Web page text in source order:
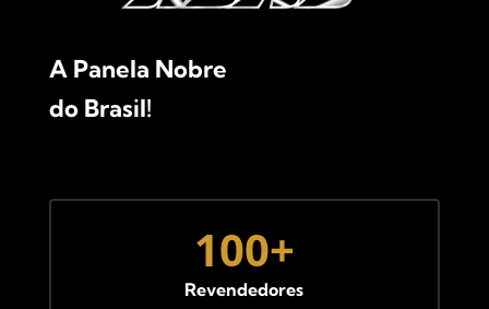
A Panela Nobre
do Brasil!
100+
Revendedores